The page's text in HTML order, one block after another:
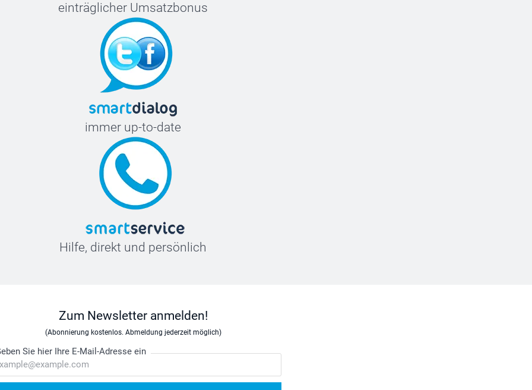
einträglicher Umsatzbonus
immer up-to-date
Hilfe, direkt und persönlich
Zum Newsletter anmelden!
(Abonnierung kostenlos. Abmeldung jederzeit möglich)
Sie hier Ihre E-Mail-Adresse ein